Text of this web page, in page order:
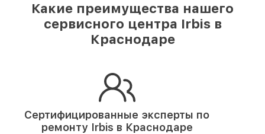
Какие преимущества нашего
сервисного центра Irbis в
Краснодаре
Сертифицированные эксперты по
ремонту Irbis в Краснодаре